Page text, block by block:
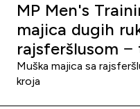
MP Men's
majica dugih
rajsferšlusom
Muška majica sa
kroja